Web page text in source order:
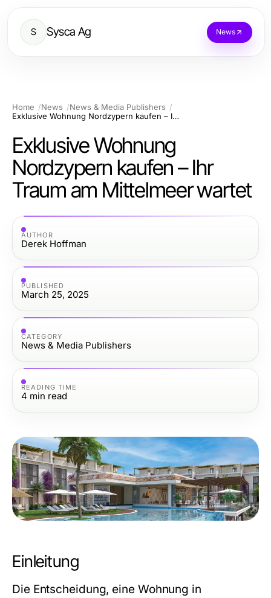
S Sysca Ag News
Home News
News & Media Publishers
Exklusive Wohnung Nordzypern kaufen – Ihr Traum am Mittelmeer wartet
Exklusive Wohnung
Nordzypern kaufen – Ihr
Traum am Mittelmeer wartet
AUTHOR
Derek Hoffman
PUBLISHED
March 25, 2025
CATEGORY
News & Media Publishers
READING TIME
4 min read
Einleitung
Die Entscheidung, eine Wohnung in